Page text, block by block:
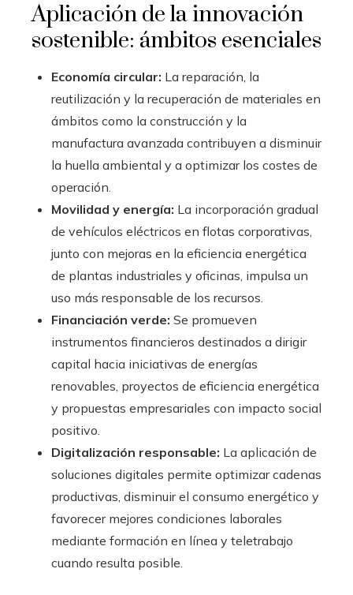
Aplicación de la innovación
sostenible: ámbitos esenciales
Economía circular: La reparación, la
reutilización y la recuperación de materiales en
ámbitos como la construcción y la
manufactura avanzada contribuyen a disminuir
la huella ambiental y a optimizar los costes de
operación.
Movilidad y energía: La incorporación gradual
de vehículos eléctricos en flotas corporativas,
junto con mejoras en la eficiencia energética
de plantas industriales y oficinas, impulsa un
uso más responsable de los recursos.
Financiación verde: Se promueven
instrumentos financieros destinados a dirigir
capital hacia iniciativas de energías
renovables, proyectos de eficiencia energética
y propuestas empresariales con impacto social
positivo.
Digitalización responsable: La aplicación de
soluciones digitales permite optimizar cadenas
productivas, disminuir el consumo energético y
favorecer mejores condiciones laborales
mediante formación en línea y teletrabajo
cuando resulta posible.